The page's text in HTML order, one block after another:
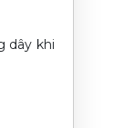
dây khi